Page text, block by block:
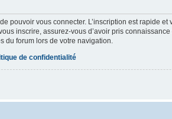
pouvoir vous connecter. L’inscription est rapide
inscrire, assurez-vous d’avoir pris
du forum lors de votre navigation.
de confidentialité